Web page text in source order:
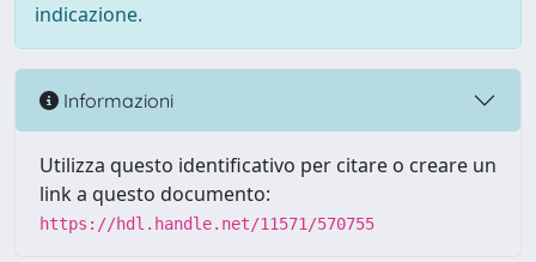
indicazione.
Informazioni
Utilizza questo identificativo per citare o creare un
link a questo documento:
https://hdl.handle.net/11571/570755